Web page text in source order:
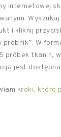
internetowej
i kliknij
próbnik”. W
próbek tkanin,
jest dostępna.
kroki, które